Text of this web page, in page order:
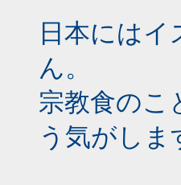
日本には
ん。
宗教食のこ
う気がしま